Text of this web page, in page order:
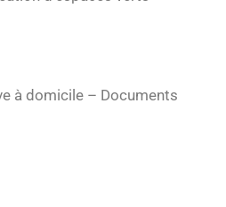
à domicile – Documents